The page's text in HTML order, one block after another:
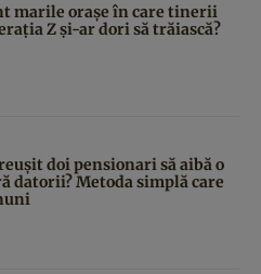
marile orașe în care tinerii
Z și-ar dori să trăiască?
doi pensionari să aibă o
datorii? Metoda simplă care